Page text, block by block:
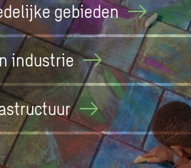
gebieden
industrie